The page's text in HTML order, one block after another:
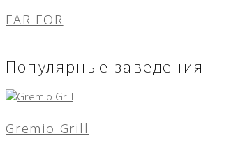
FAR FOR
Популярные заведения
Gremio Grill